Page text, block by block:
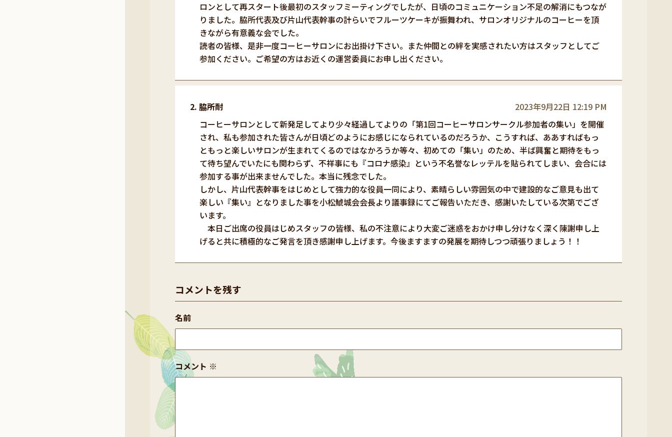
ロンとして再スタート後最初のスタッフミーティングでしたが、日頃のコミュニケーション不足の解消にもつなが
りました。脇所代表及び片山代表幹事の計らいでフルーツケーキが振舞われ、サロンオリジナルのコーヒーを頂
きながら有意義な会でした。
読者の皆様、是非一度コーヒーサロンにお出掛け下さい。また仲間との絆を実感されたい方はスタッフとしてご
参加ください。ご希望の方はお近くの運営委員にお申し出ください。
脇所耐
2023年9月22日 12:19 PM
コーヒーサロンとして新発足してより少々経過してよりの「第1回コーヒーサロンサークル参加者の集い」を開催
され、私も参加された皆さんが日頃どのようにお感じになられているのだろうか、こうすれば、ああすればもっ
ともっと楽しいサロンが生まれてくるのではなかろうか等々、初めての「集い」のため、半ば興奮と期待をもっ
て待ち望んでいたにも関わらず、不祥事にも『コロナ感染』という不名誉なレッテルを貼られてしまい、会合には
参加する事が出来ませんでした。本当に残念でした。
しかし、片山代表幹事をはじめとして強力的な役員一同により、素晴らしい雰囲気の中で建設的なご意見も出て
楽しい『集い』となりました事を小松鯱城会会長より議事録にてご報告いただき、感謝いたしている次第でござ
います。
本日ご出席の役員はじめスタッフの皆様、私の不注意により大変ご迷惑をおかけ申し分けなく深く陳謝申し上
げると共に積極的なご発言を頂き感謝申し上げます。今後ますますの発展を期待しつつ頑張りましょう！！
コメントを残す
コメント ※
名前